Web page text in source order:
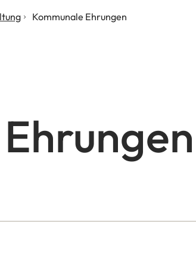
Kommunale Ehrungen